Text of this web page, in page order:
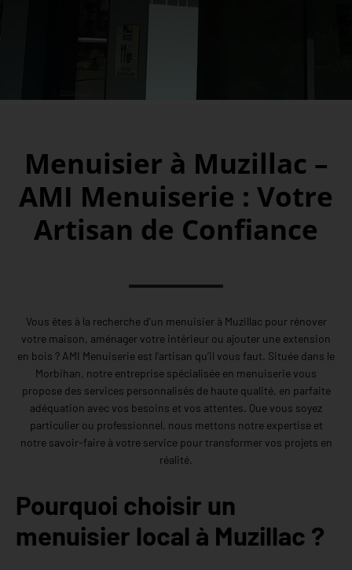
Menuisier à Muzillac –
AMI Menuiserie : Votre
Artisan de Confiance
Vous êtes à la recherche d'un menuisier à Muzillac pour rénover
votre maison, aménager votre intérieur ou ajouter une extension
en bois ? AMI Menuiserie est l’artisan qu’il vous faut. Située dans le
Morbihan, notre entreprise spécialisée en menuiserie vous
propose des services personnalisés de haute qualité, en parfaite
adéquation avec vos besoins et vos attentes. Que vous soyez
particulier ou professionnel, nous mettons notre expertise et
notre savoir-faire à votre service pour transformer vos projets en
réalité.
Pourquoi choisir un
menuisier local à Muzillac ?